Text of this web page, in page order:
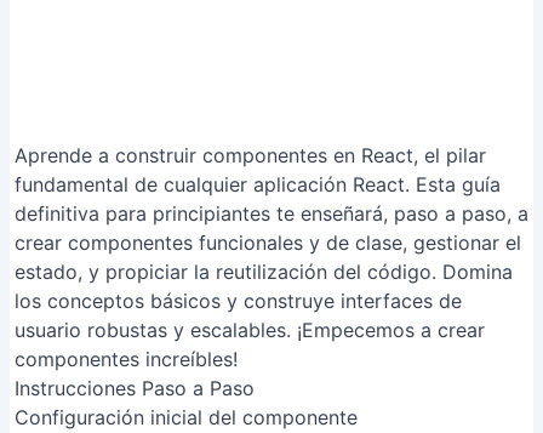
Aprende a construir componentes en React, el pilar
fundamental de cualquier aplicación React. Esta guía
definitiva para principiantes te enseñará, paso a paso, a
crear componentes funcionales y de clase, gestionar el
estado, y propiciar la reutilización del código. Domina
los conceptos básicos y construye interfaces de
usuario robustas y escalables. ¡Empecemos a crear
componentes increíbles!
Instrucciones Paso a Paso
Configuración inicial del componente